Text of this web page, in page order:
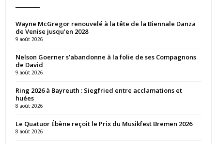
Wayne McGregor renouvelé à la tête de la Biennale Danza
de Venise jusqu’en 2028
9 août 2026
Nelson Goerner s’abandonne à la folie de ses Compagnons
de David
9 août 2026
Ring 2026 à Bayreuth : Siegfried entre acclamations et
huées
8 août 2026
Le Quatuor Ébène reçoit le Prix du Musikfest Bremen 2026
8 août 2026